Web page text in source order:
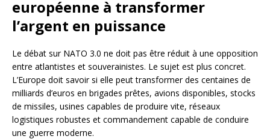
européenne à transformer
l’argent en puissance
Le débat sur NATO 3.0 ne doit pas être réduit à une opposition
entre atlantistes et souverainistes. Le sujet est plus concret.
L’Europe doit savoir si elle peut transformer des centaines de
milliards d’euros en brigades prêtes, avions disponibles, stocks
de missiles, usines capables de produire vite, réseaux
logistiques robustes et commandement capable de conduire
une guerre moderne.